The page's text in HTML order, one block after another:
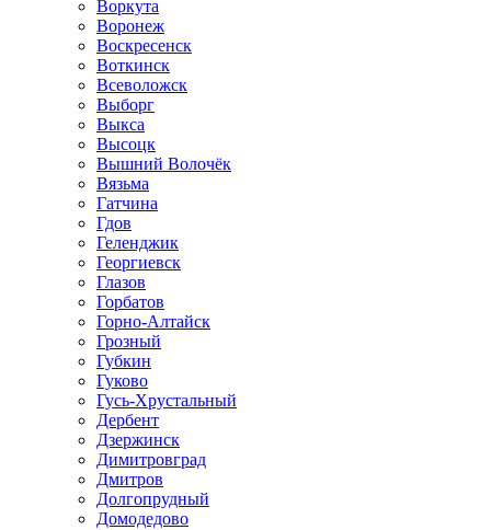
Воркута
Воронеж
Воскресенск
Воткинск
Всеволожск
Выборг
Выкса
Высоцк
Вышний Волочёк
Вязьма
Гатчина
Гдов
Геленджик
Георгиевск
Глазов
Горбатов
Горно-Алтайск
Грозный
Губкин
Гуково
Гусь-Хрустальный
Дербент
Дзержинск
Димитровград
Дмитров
Долгопрудный
Домодедово